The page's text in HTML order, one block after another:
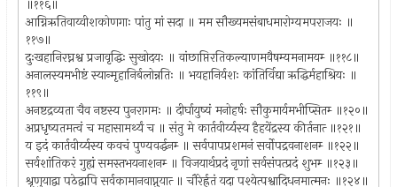
॥११६॥
आग्निऋतिवाय्वीशकोणगाः पांतु मां सदा ॥ मम सौख्यमसंबाधमारोग्यमपराजयः ॥
११७॥
दुःखहानिरघ्नश्व प्रजावृद्धिः सुखोदयः ॥ वांछाप्तिरतिकल्याणमवैषम्यमनामयम्‍ ॥११८॥
अनालस्यमभीष्टं स्यान्मृहानिर्बलोन्नतिः ॥ भयहानिर्यशः कांतिर्विद्या ऋद्धिर्महाश्रियः ॥
११९॥
अनष्टद्रव्यता चैव नष्टस्य पुनरागमः ॥ दीर्घायुष्यं मनोहर्षः सौकुमार्यमभीप्सितम्‍ ॥१२०॥
अप्रधृष्यतमत्वं च महासामर्थ्यं च ॥ संतु मे कार्तवीर्य्यस्य हैहयेंद्रस्य कीर्तनात्‍ ॥१२१॥
य इदं कार्तवीर्य्यस्य कवचं पुण्यवर्द्धनम्‍ ॥ सर्वपापप्रशमनं सर्वोपद्रवनाशनम्‍ ॥१२२॥
सर्वशांतिकरं गुह्यं समस्तभयनाशनम्‍ ॥ विजयार्थप्रदं नृणां सर्वसंपत्प्रदं शुभम्‍ ॥१२३॥
श्रृणुयाद्वा पठेद्वापि सर्वकामानवाप्नुयात्‍ ॥ चौरेर्ह्रतं यदा पश्येत्पश्वादिधनमात्मनः ॥१२४॥